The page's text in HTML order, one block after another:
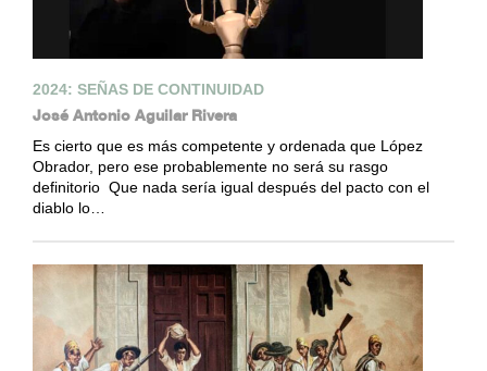
2024: SEÑAS DE CONTINUIDAD
José Antonio Aguilar Rivera
Es cierto que es más competente y ordenada que López
Obrador, pero ese probablemente no será su rasgo
definitorio Que nada sería igual después del pacto con el
diablo lo…